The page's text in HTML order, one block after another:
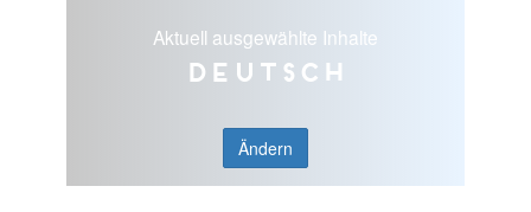
Aktuell ausgewählte Inhalte
Deutsch
Ändern